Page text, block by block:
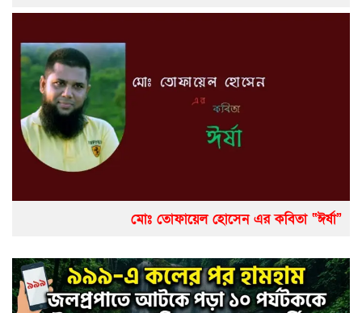
মোঃ তোফায়েল হোসেন এর কবিতা “ঈর্ষা”